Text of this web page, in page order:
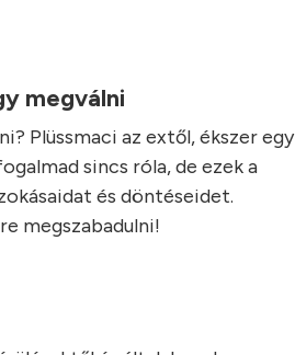
megválni
Plüssmaci az extől, ékszer egy
sincs róla, de ezek a
és döntéseidet.
megszabadulni!